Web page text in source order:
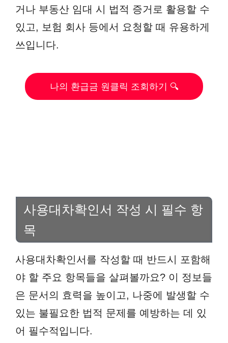
거나 부동산 임대 시 법적 증거로 활용할 수
있고, 보험 회사 등에서 요청할 때 유용하게
쓰입니다.
나의 환급금 원클릭 조회하기 🔍
사용대차확인서 작성 시 필수 항
목
사용대차확인서를 작성할 때 반드시 포함해
야 할 주요 항목들을 살펴볼까요? 이 정보들
은 문서의 효력을 높이고, 나중에 발생할 수
있는 불필요한 법적 문제를 예방하는 데 있
어 필수적입니다.